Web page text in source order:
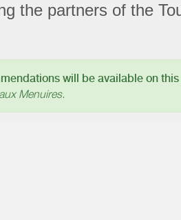
the partners of the
will be available on
Menuires.